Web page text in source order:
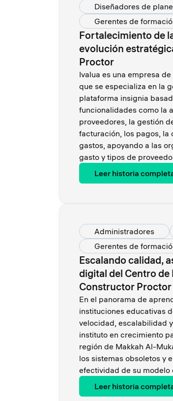
Diseñadores de
Gerentes de
Fortalecimiento de
evolución
Proctor
Ivalua es una empresa
que se especializa en la
plataforma insignia
funcionalidades como la
proveedores, la gestión
facturación, los pagos, la
gastos, apoyando a las
gasto y tipos de
Leer historia
Administradores
Gerentes de
Escalando calidad,
digital del Centro
Constructor Proctor
En el panorama de
instituciones educativas
velocidad, escalabilidad
instituto en crecimiento
región de Makkah Al-
los sistemas obsoletos y
efectividad de su modelo
Leer historia